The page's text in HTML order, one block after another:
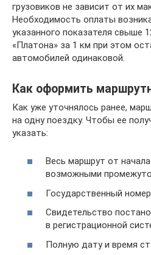
грузовиков не зависит от их
Необходимость оплаты
указанного показателя свыше
«Платона» за 1 км при этом
автомобилей одинаковой.
Как оформить
Как уже уточнялось ранее,
на одну поездку. Чтобы ее
указать:
Весь маршрут от
возможными
Государственный
Свидетельство
в регистрационной
Полную дату и время